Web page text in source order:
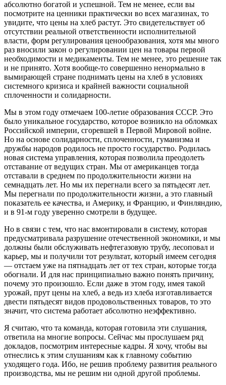
абсолютно богатой и успешной. Тем не менее, если вы
посмотрите на ценники практически во всех магазинах, то
увидите, что цены на хлеб растут. Это свидетельствует об
отсутствии реальной ответственности исполнительной
власти, форм регулирования ценообразования, хотя мы много
раз вносили закон о регулировании цен на товары первой
необходимости и медикаменты. Тем не менее, это решение так
и не принято. Хотя вообще-то совершенно ненормально в
вымирающей стране поднимать цены на хлеб в условиях
системного кризиса и крайней важности социальной
сплоченности и солидарности.
Мы в этом году отмечаем 100-летие образования СССР. Это
было уникальное государство, которое возникло на обломках
Российской империи, сгоревшей в Первой Мировой войне.
Но на основе солидарности, сплоченности, гуманизма и
дружбы народов родилось не просто государство. Родилась
новая система управления, которая позволила преодолеть
отставание от ведущих стран. Мы от американцев тогда
отставали в среднем по продолжительности жизни на
семнадцать лет. Но мы их перегнали всего за пятьдесят лет.
Мы перегнали по продолжительности жизни, а это главный
показатель ее качества, и Америку, и Францию, и Финляндию,
и в 91-м году уверенно смотрели в будущее.
Но в связи с тем, что нас вмонтировали в систему, которая
предусматривала разрушение отечественной экономики, и мы
должны были обслуживать нефтегазовую трубу, лесоповал и
карьер, мы и получили тот результат, который имеем сегодня
— отстаем уже на пятнадцать лет от тех стран, которые тогда
обогнали. И для нас принципиально важно понять причину,
почему это произошло. Если даже в этом году, имея такой
урожай, прут цены на хлеб, а ведь из хлеба изготавливается
двести пятьдесят видов продовольственных товаров, то это
значит, что система работает абсолютно неэффективно.
Я считаю, что та команда, которая готовила эти слушания,
ответила на многие вопросы. Сейчас мы прослушаем ряд
докладов, посмотрим интересные кадры. Я хочу, чтобы вы
отнеслись к этим слушаниям как к главному событию
уходящего года. Ибо, не решив проблему развития реального
производства, мы не решим ни одной другой проблемы.